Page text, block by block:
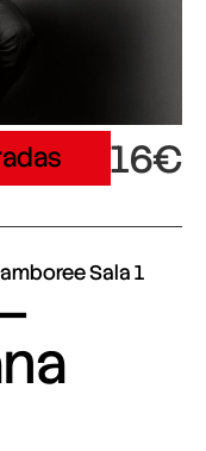
16€
Sala 1